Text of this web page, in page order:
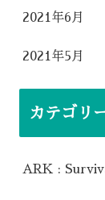
2021年6月
2021年5月
カテゴリ
ARK :